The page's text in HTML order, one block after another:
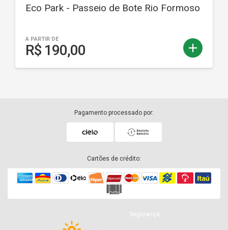
add
Eco Park - Passeio de Bote Rio Formoso
A PARTIR DE
R$ 190,00
Pagamento processado por:
Cartões de crédito:
Segurança: